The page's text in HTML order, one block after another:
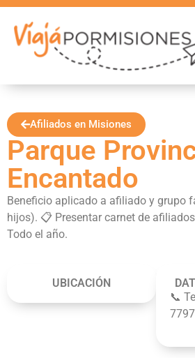
Afiliados en Misiones
Parque
Encantado
Beneficio aplicado a afiliado y grupo
hijos). 📋 Presentar carnet de
Todo el año.
UBICACIÓN
📞